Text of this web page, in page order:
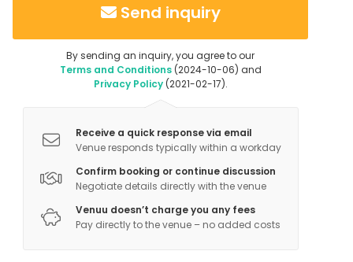
Send inquiry
By sending an inquiry, you agree to our
Terms and Conditions(2024-10-06) and
Privacy Policy(2021-02-17).
Receive a quick response via email
Venue responds typically within a workday
Confirm booking or continue discussion
Negotiate details directly with the venue
Venuu doesn’t charge you any fees
Pay directly to the venue – no added costs